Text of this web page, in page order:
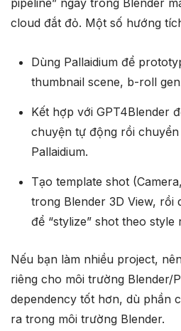
cloud đắt đỏ. Một số hướng
Dùng Pallaidium để
thumbnail scene, b-roll
Kết hợp với GPT4Blender
chuyện tự động rồi
Pallaidium.
Tạo template shot
trong Blender 3D View, rồi
để “stylize” shot theo style
Nếu bạn làm nhiều project,
riêng cho môi trường Blender/
dependency tốt hơn, dù phần
ra trong môi trường Blender.